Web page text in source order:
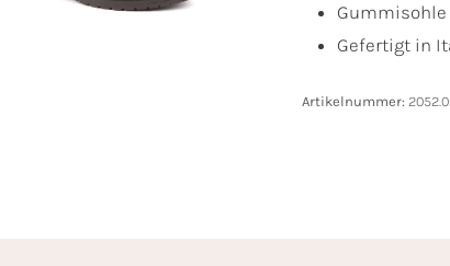
Gummisohle
Gefertigt in
Artikelnummer: